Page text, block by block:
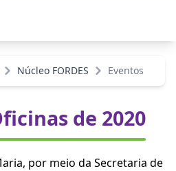
Núcleo FORDES Eventos
de 2020
por meio da Secretaria de